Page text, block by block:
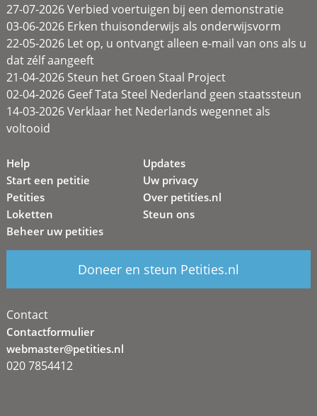
27-07-2026 Verbied voertuigen bij een demonstratie
03-06-2026 Erken thuisonderwijs als onderwijsvorm
22-05-2026 Let op, u ontvangt alleen e-mail van ons als u
dat zélf aangeeft
21-04-2026 Steun het Groen Staal Project
02-04-2026 Geef Tata Steel Nederland geen staatssteun
14-03-2026 Verklaar het Nederlands wegennet als
voltooid
Help
Start een petitie
Petities
Loketten
Beheer uw petities
Updates
Uw privacy
Over petities.nl
Steun ons
Doneer en steun Petities.nl
Contact
Contactformulier
webmaster@petities.nl
020 7854412